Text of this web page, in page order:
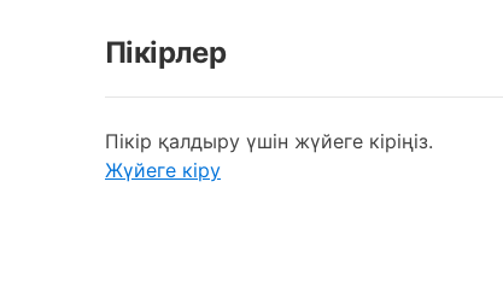
Пікірлер
Пікір қалдыру үшін жүйеге кіріңіз.
Жүйеге кіру